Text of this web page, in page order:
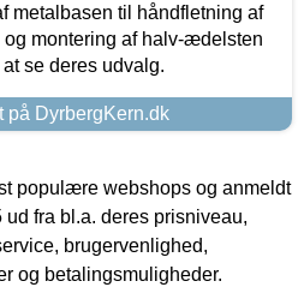
metalbasen til håndfletning af
montering af halv-ædelsten
se deres udvalg.
på DyrbergKern.dk
populære webshops og anmeldt
fra bl.a. deres prisniveau,
brugervenlighed,
og betalingsmuligheder.